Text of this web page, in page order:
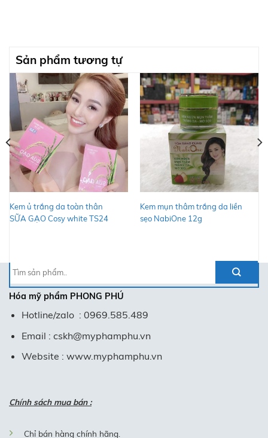
Sản phẩm tương tự
Kem ủ trắng da toàn thân
SỮA GẠO Cosy white TS24
Kem mụn thâm trắng da liền
sẹo NabiOne 12g
Tìm
kiếm:
Hóa mỹ phẩm PHONG PHÚ
Hotline/zalo : 0969.585.489
Email : cskh@myphamphu.vn
Website : www.myphamphu.vn
Chính sách mua bán :
Chỉ bán hàng chính hãng.